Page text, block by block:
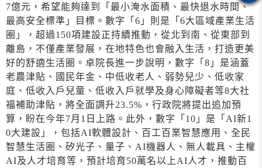
7億元，希望能夠達到「最小淹水面積、最快退水時間、
最高安全標準」目標。數字「6」則是「6大區域產業生活
圈」，超過150項建設正持續推動，從北到南、從東部到
離島，不僅產業發展，在地特色也會融入生活，打造更美
好的舒適生活圈。卓院長進一步說明，數字「8」是涵蓋
老農津貼、國民年金、中低收老人、弱勢兒少、低收家
庭、低收入戶兒童、低收入戶就學及身心障礙者等8大社
福補助津貼，將全面調升23.5%，行政院將提出追加預
算，盼在今年7月1日上路。此外，數字「10」是「AI新1
0大建設」，包括AI軟體設計、百工百業智慧應用、全民
智慧生活圈、矽光子、量子、AI機器人、無人載具、主權
AI及人才培育等，預計培育50萬名以上AI人才，推動百